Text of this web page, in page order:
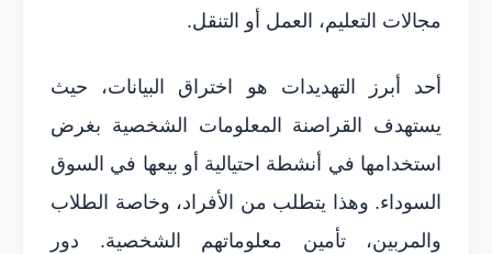
مجالات التعليم، العمل أو التنقل.
أحد أبرز التهديدات هو اختراق البيانات، حيث
يستهدف القراصنة المعلومات الشخصية بغرض
استخدامها في أنشطة احتيالية أو بيعها في السوق
السوداء. وهذا يتطلب من الأفراد، وخاصة الطلاب
والمربين، تأمين معلوماتهم الشخصية. دور